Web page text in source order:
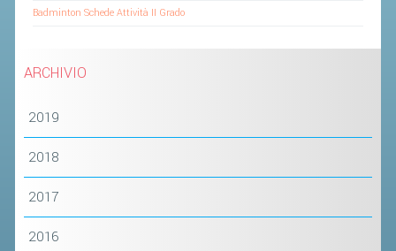
Badminton Schede Attività II Grado
ARCHIVIO
2019
2018
2017
2016
RICHIESTA PATROCINIO
PROVVEDIMENTI
MAGLIA AZZURRA